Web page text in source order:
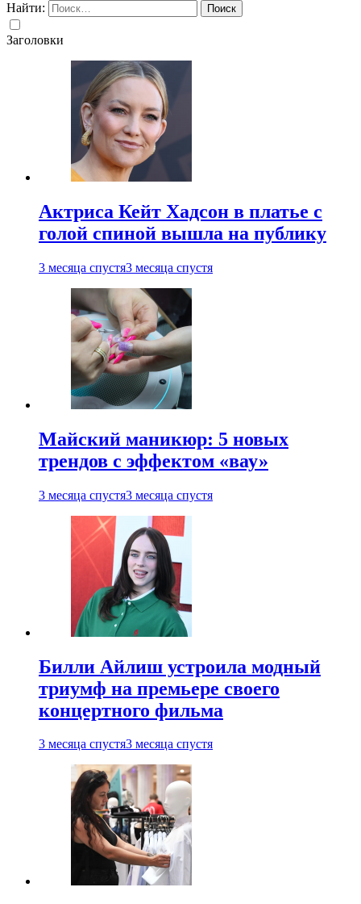
Найти:
Заголовки
Актриса Кейт Хадсон в платье с
голой спиной вышла на публику
3 месяца спустя3 месяца спустя
Майский маникюр: 5 новых
трендов с эффектом «вау»
3 месяца спустя3 месяца спустя
Билли Айлиш устроила модный
триумф на премьере своего
концертного фильма
3 месяца спустя3 месяца спустя